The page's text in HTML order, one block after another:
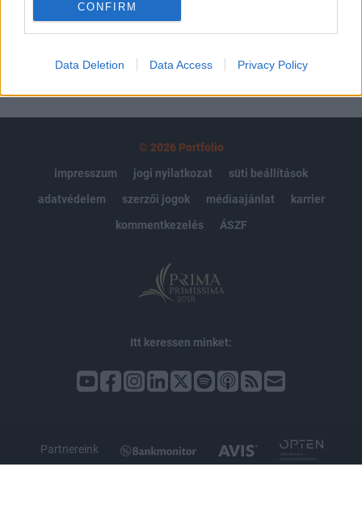
CONFIRM
Data Deletion Data Access Privacy Policy
MÁR ELŐFIZETŐNK VAGY?
© 2026 Portfolio
impresszum
jogi nyilatkozat
süti beállítások
adatvédelem
szerzői jogok médiaajánlat
karrier
kommentkezelés
ÁSZF
Itt keressen minket:
Partnereink